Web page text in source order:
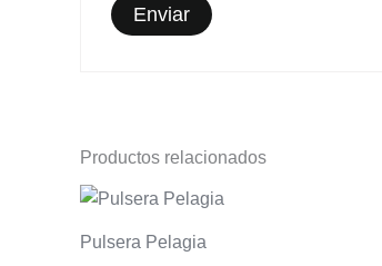
Productos relacionados
Pulsera Pelagia